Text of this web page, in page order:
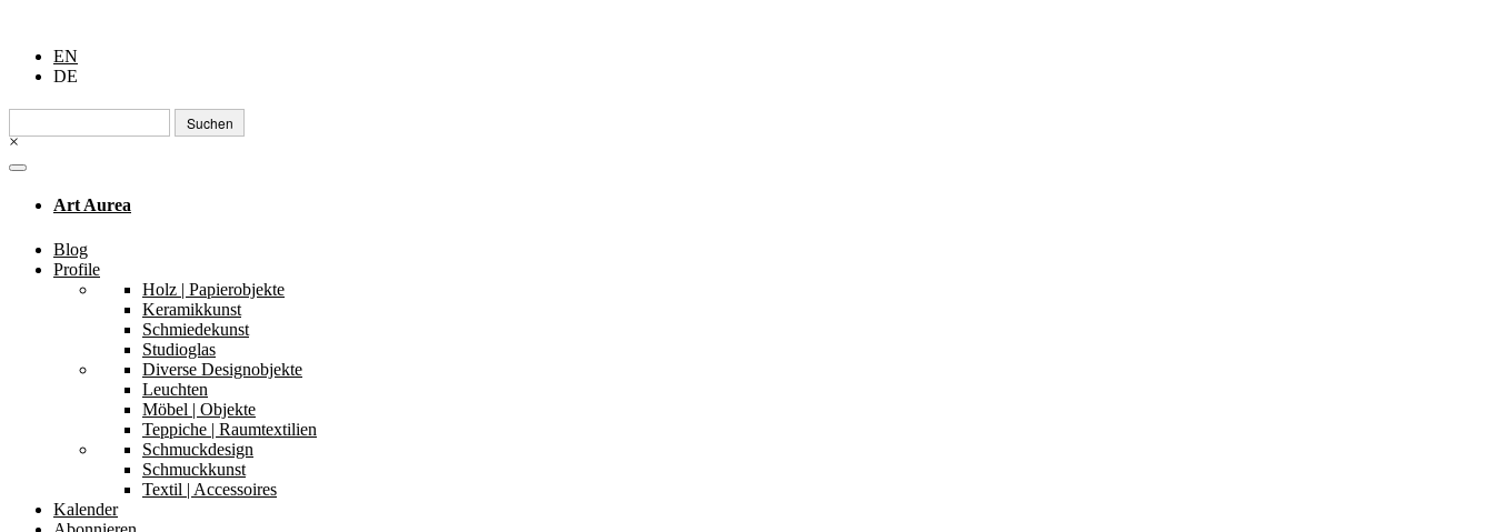
EN
DE
Suchen
nach:
×
Art Aurea
Blog
Profile
Holz | Papierobjekte
Keramikkunst
Schmiedekunst
Studioglas
Diverse Designobjekte
Leuchten
Möbel | Objekte
Teppiche | Raumtextilien
Schmuckdesign
Schmuckkunst
Textil | Accessoires
Kalender